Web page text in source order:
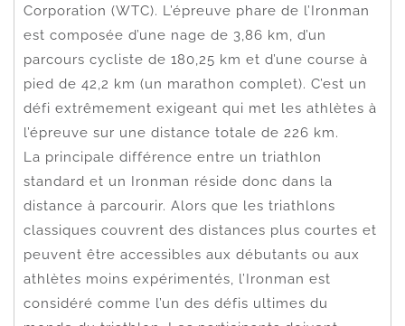
Corporation (WTC). L’épreuve phare de l’Ironman
est composée d’une nage de 3,86 km, d’un
parcours cycliste de 180,25 km et d’une course à
pied de 42,2 km (un marathon complet). C’est un
défi extrêmement exigeant qui met les athlètes à
l’épreuve sur une distance totale de 226 km.
La principale différence entre un triathlon
standard et un Ironman réside donc dans la
distance à parcourir. Alors que les triathlons
classiques couvrent des distances plus courtes et
peuvent être accessibles aux débutants ou aux
athlètes moins expérimentés, l’Ironman est
considéré comme l’un des défis ultimes du